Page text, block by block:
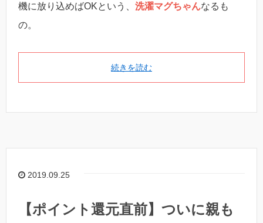
機に放り込めばOKという、 洗濯マグちゃんなるも
の。
続きを読む
2019.09.25
【ポイント還元直前】ついに親も